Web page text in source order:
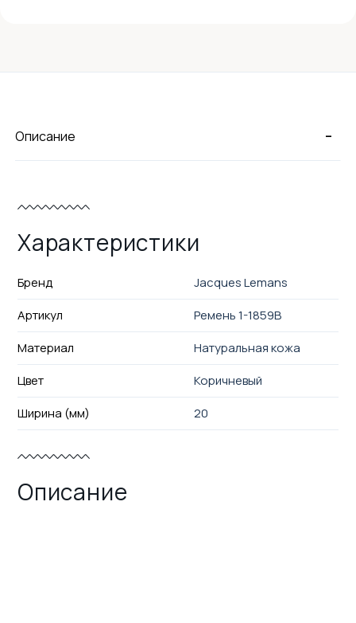
-
Описание
Характеристики
Бренд
Jacques Lemans
Артикул
Ремень 1-1859B
Материал
Натуральная кожа
Цвет
Коричневый
Ширина (мм)
20
Описание